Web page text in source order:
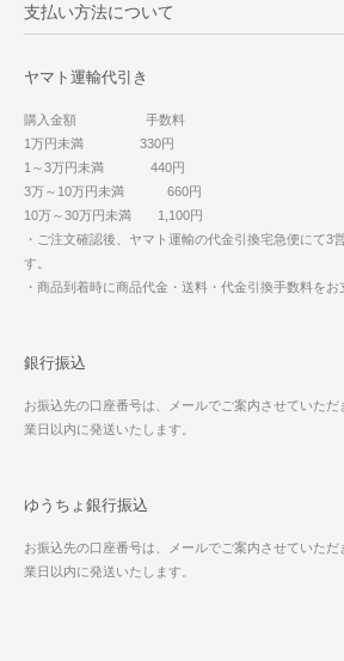
支払い方法について
ヤマト運輸代引き
購入金額 手数料
1万円未満 330円
1～3万円未満 440円
3万～10万円未満 660円
10万～30万円未満 1,100円
・ご注文確認後、ヤマト運輸の代金引換宅急便にて3
す。
・商品到着時に商品代金・送料・代金引換手数料をお
銀行振込
お振込先の口座番号は、メールでご案内させていた
業日以内に発送いたします。
ゆうちょ銀行振込
お振込先の口座番号は、メールでご案内させていた
業日以内に発送いたします。